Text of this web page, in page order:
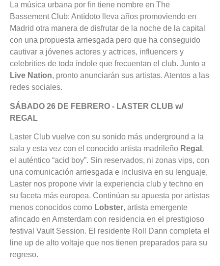
La música urbana por fin tiene nombre en The
Bassement Club: Antídoto lleva años promoviendo en
Madrid otra manera de disfrutar de la noche de la capital
con una propuesta arriesgada pero que ha conseguido
cautivar a jóvenes actores y actrices, influencers y
celebrities de toda índole que frecuentan el club. Junto a
Live Nation, pronto anunciarán sus artistas. Atentos a las
redes sociales.
SÁBADO 26 DE FEBRERO - LASTER CLUB w/
REGAL
Laster Club vuelve con su sonido más underground a la
sala y esta vez con el conocido artista madrileño Regal ,
el auténtico “acid boy”. Sin reservados, ni zonas vips, con
una comunicación arriesgada e inclusiva en su lenguaje,
Laster nos propone vivir la experiencia club y techno en
su faceta más europea. Continúan su apuesta por artistas
menos conocidos como Lobster, artista emergente
afincado en Amsterdam con residencia en el prestigioso
festival Vault Session. El residente Roll Dann completa el
line up de alto voltaje que nos tienen preparados para su
regreso.